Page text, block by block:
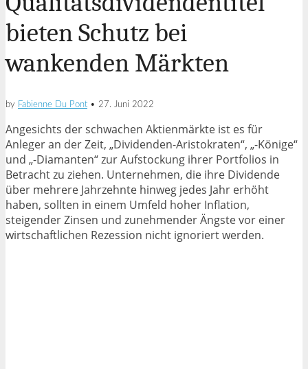
bieten Schutz bei
wankenden Märkten
by Fabienne Du Pont • 27. Juni 2022
Angesichts der schwachen Aktienmärkte ist es für
Anleger an der Zeit, „Dividenden-Aristokraten“, „-Könige“
und „-Diamanten“ zur Aufstockung ihrer Portfolios in
Betracht zu ziehen. Unternehmen, die ihre Dividende
über mehrere Jahrzehnte hinweg jedes Jahr erhöht
haben, sollten in einem Umfeld hoher Inflation,
steigender Zinsen und zunehmender Ängste vor einer
wirtschaftlichen Rezession nicht ignoriert werden.